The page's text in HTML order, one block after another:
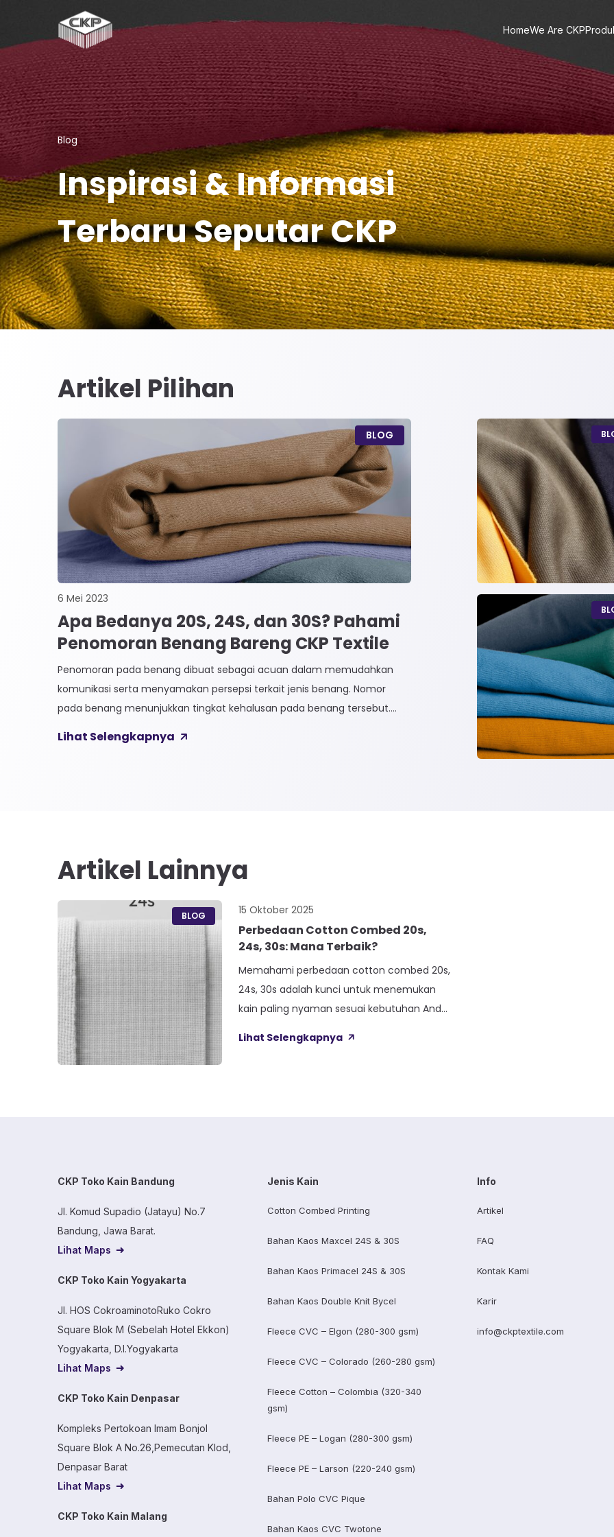
HomeWe Are CKP
Blog
Inspirasi & Informasi
Terbaru Seputar CKP
Artikel Pilihan
BLOG
6 Mei 2023
Apa Bedanya 20S, 24S, dan 30S? Pahami
Penomoran Benang Bareng CKP Textile
Penomoran pada benang dibuat sebagai acuan dalam memudahkan
komunikasi serta menyamakan persepsi terkait jenis benang. Nomor
pada benang menunjukkan tingkat kehalusan pada benang tersebut.
Langsung. 1. Penomoran Tidak Langsung Penomoran Tidak Langsung
Lihat Selengkapnya
Artikel Lainnya
BLOG 15 Oktober 2025
Perbedaan Cotton Combed 20s,
24s, 30s: Mana Terbaik?
Memahami perbedaan cotton combed 20s,
24s, 30s adalah kunci untuk menemukan
kain paling nyaman sesuai kebutuhan Anda.
angka-angka di belakang cotton combed
Lihat Selengkapnya
CKP Toko Kain Bandung
Jl. Komud Supadio (Jatayu) No.7
Bandung, Jawa Barat.
Lihat Maps
CKP Toko Kain Yogyakarta
Jl. HOS CokroaminotoRuko Cokro
Square Blok M (Sebelah Hotel Ekkon)
Yogyakarta, D.I.Yogyakarta
Lihat Maps
CKP Toko Kain Denpasar
Kompleks Pertokoan Imam Bonjol
Square Blok A No.26,Pemecutan Klod,
Denpasar Barat
Lihat Maps
CKP Toko Kain Malang
Jenis Kain
Cotton Combed Printing
Bahan Kaos Maxcel 24S & 30S
Bahan Kaos Primacel 24S & 30S
Bahan Kaos Double Knit Bycel
Fleece CVC – Elgon (280-300 gsm)
Fleece CVC – Colorado (260-280 gsm)
Fleece Cotton – Colombia (320-340
gsm)
Fleece PE – Logan (280-300 gsm)
Fleece PE – Larson (220-240 gsm)
Bahan Polo CVC Pique
Bahan Kaos CVC Twotone
Info
Artikel
FAQ
Kontak Kami
Karir
info@ckptextile.com